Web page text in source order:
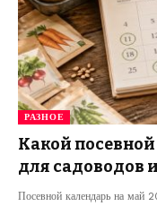
РАЗНОЕ
Какой
для садоводов
Посевной календарь на май